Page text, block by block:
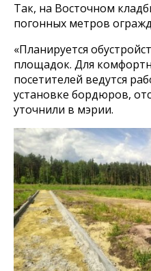
Так, на Восточном
погонных метров
«Планируется
площадок. Для
посетителей ведутся
установке бордюров,
уточнили в мэрии.